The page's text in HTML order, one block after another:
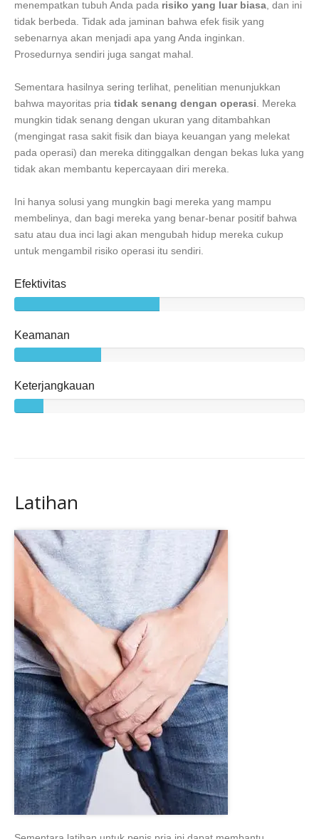
menempatkan tubuh Anda pada risiko yang luar biasa , dan ini
tidak berbeda. Tidak ada jaminan bahwa efek fisik yang
sebenarnya akan menjadi apa yang Anda inginkan.
Prosedurnya sendiri juga sangat mahal.
Sementara hasilnya sering terlihat, penelitian menunjukkan
bahwa mayoritas pria tidak senang dengan operasi . Mereka
mungkin tidak senang dengan ukuran yang ditambahkan
(mengingat rasa sakit fisik dan biaya keuangan yang melekat
pada operasi) dan mereka ditinggalkan dengan bekas luka yang
tidak akan membantu kepercayaan diri mereka.
Ini hanya solusi yang mungkin bagi mereka yang mampu
membelinya, dan bagi mereka yang benar-benar positif bahwa
satu atau dua inci lagi akan mengubah hidup mereka cukup
untuk mengambil risiko operasi itu sendiri.
Efektivitas
Keamanan
Keterjangkauan
Latihan